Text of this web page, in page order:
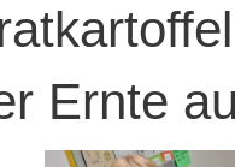
Ernte